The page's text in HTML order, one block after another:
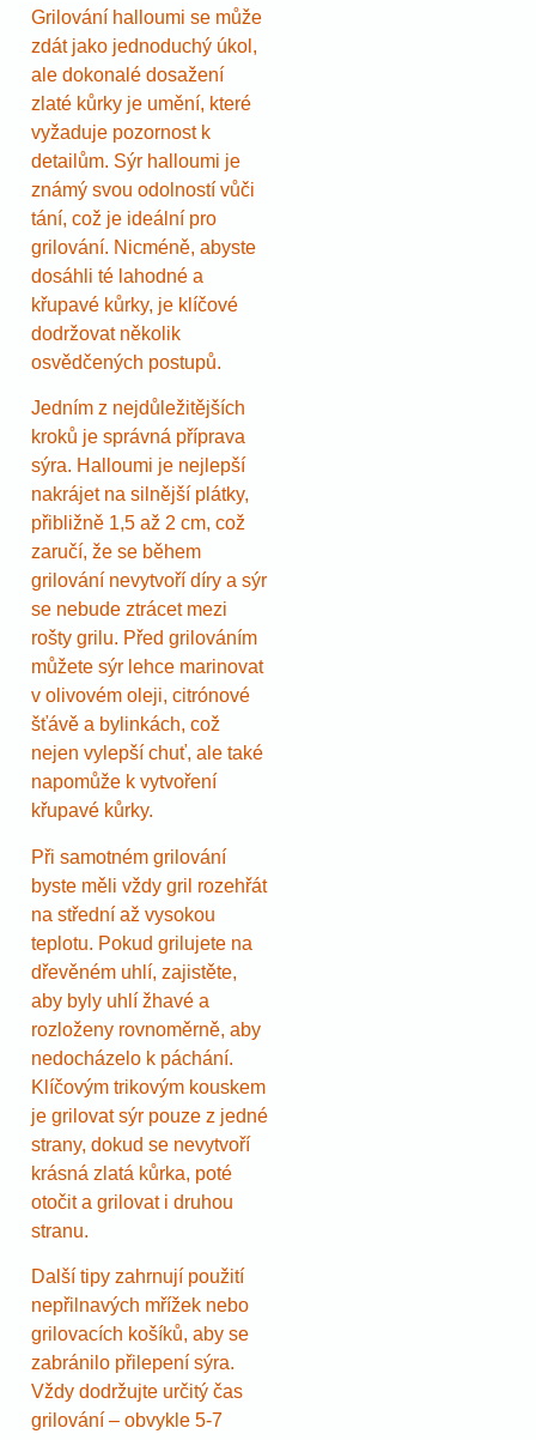
Grilování halloumi se může
zdát jako jednoduchý úkol,
ale dokonalé dosažení
zlaté kůrky je umění, které
vyžaduje pozornost k
detailům. Sýr halloumi je
známý svou odolností vůči
tání, což je ideální pro
grilování. Nicméně, abyste
dosáhli té lahodné a
křupavé kůrky, je klíčové
dodržovat několik
osvědčených postupů.
Jedním z nejdůležitějších
kroků je správná příprava
sýra. Halloumi je nejlepší
nakrájet na silnější plátky,
přibližně 1,5 až 2 cm, což
zaručí, že se během
grilování nevytvoří díry a sýr
se nebude ztrácet mezi
rošty grilu. Před grilováním
můžete sýr lehce marinovat
v olivovém oleji, citrónové
šťávě a bylinkách, což
nejen vylepší chuť, ale také
napomůže k vytvoření
křupavé kůrky.
Při samotném grilování
byste měli vždy gril rozehřát
na střední až vysokou
teplotu. Pokud grilujete na
dřevěném uhlí, zajistěte,
aby byly uhlí žhavé a
rozloženy rovnoměrně, aby
nedocházelo k páchání.
Klíčovým trikovým kouskem
je grilovat sýr pouze z jedné
strany, dokud se nevytvoří
krásná zlatá kůrka, poté
otočit a grilovat i druhou
stranu.
Další tipy zahrnují použití
nepřilnavých mřížek nebo
grilovacích košíků, aby se
zabránilo přilepení sýra.
Vždy dodržujte určitý čas
grilování – obvykle 5-7